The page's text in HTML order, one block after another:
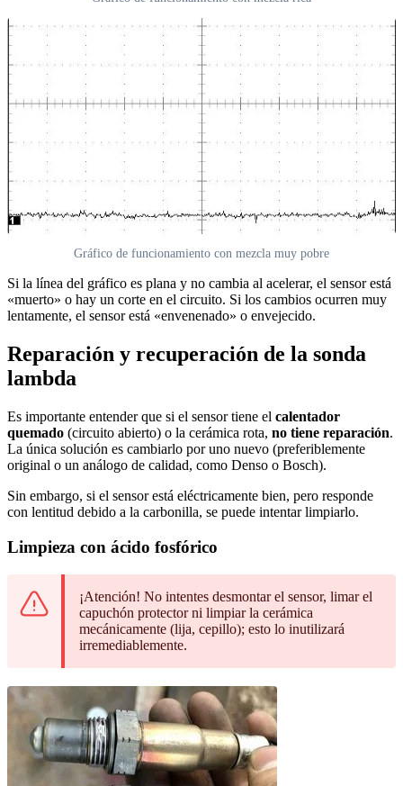
Gráfico de funcionamiento con mezcla muy pobre
Si la línea del gráfico es plana y no cambia al acelerar, el sensor está
«muerto» o hay un corte en el circuito. Si los cambios ocurren muy
lentamente, el sensor está «envenenado» o envejecido.
Reparación y recuperación de la sonda
lambda
Es importante entender que si el sensor tiene el calentador
quemado (circuito abierto) o la cerámica rota, no tiene reparación.
La única solución es cambiarlo por uno nuevo (preferiblemente
original o un análogo de calidad, como Denso o Bosch).
Sin embargo, si el sensor está eléctricamente bien, pero responde
con lentitud debido a la carbonilla, se puede intentar limpiarlo.
Limpieza con ácido fosfórico
¡Atención! No intentes desmontar el sensor, limar el
capuchón protector ni limpiar la cerámica
mecánicamente (lija, cepillo); esto lo inutilizará
irremediablemente.